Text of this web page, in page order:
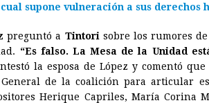
supone vulneración a sus derechos
preguntó a Tintori sobre los rumores
“Es falso. La Mesa de la Unidad
la esposa de López y comentó
General de la coalición para articular
Herique Capriles, María Corina